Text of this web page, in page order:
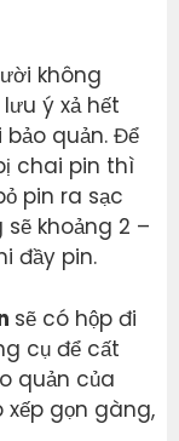
không
ý xả hết
quản. Để
chai pin thì
pin ra sạc
khoảng 2 –
đầy pin.
sẽ có hộp đi
cụ để cất
quản của
xếp gọn gàng,